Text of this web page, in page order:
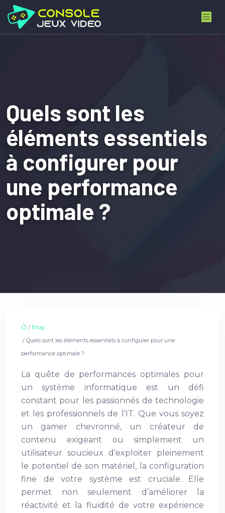
Quels sont les
éléments essentiels
à configurer pour
une performance
optimale ?
/ Blog
/ Quels sont les éléments essentiels à configurer pour une
performance optimale ?
La quête de performances optimales pour
un système informatique est un défi
constant pour les passionnés de technologie
et les professionnels de l’IT. Que vous soyez
un gamer chevronné, un créateur de
contenu exigeant ou simplement un
utilisateur soucieux d’exploiter pleinement
le potentiel de son matériel, la configuration
fine de votre système est cruciale. Elle
permet non seulement d’améliorer la
réactivité et la fluidité de votre expérience